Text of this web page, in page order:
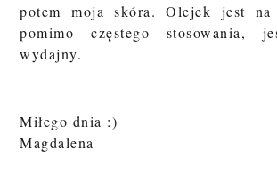
potem moja skóra. Olejek jest
pomimo częstego stosowania,
wydajny.
Miłego dnia :)
Magdalena